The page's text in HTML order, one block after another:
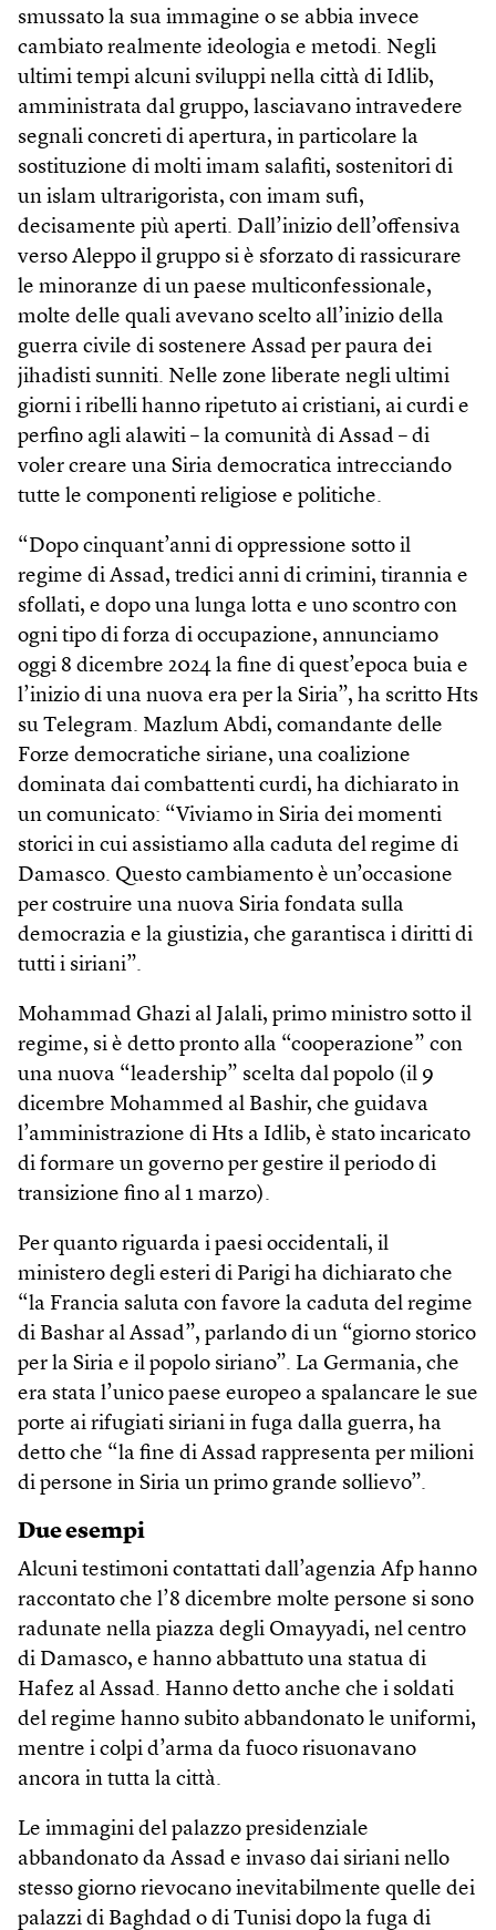
smussato la sua immagine o se abbia invece
cambiato realmente ideologia e metodi. Negli
ultimi tempi alcuni sviluppi nella città di Idlib,
amministrata dal gruppo, lasciavano intravedere
segnali concreti di apertura, in particolare la
sostituzione di molti imam salafiti, sostenitori di
un islam ultrarigorista, con imam sufi,
decisamente più aperti. Dall’inizio dell’offensiva
verso Aleppo il gruppo si è sforzato di rassicurare
le minoranze di un paese multiconfessionale,
molte delle quali avevano scelto all’inizio della
guerra civile di sostenere Assad per paura dei
jihadisti sunniti. Nelle zone liberate negli ultimi
giorni i ribelli hanno ripetuto ai cristiani, ai curdi e
perfino agli alawiti – la comunità di Assad – di
voler creare una Siria democratica intrecciando
tutte le componenti religiose e politiche.
“Dopo cinquant’anni di oppressione sotto il
regime di Assad, tredici anni di crimini, tirannia e
sfollati, e dopo una lunga lotta e uno scontro con
ogni tipo di forza di occupazione, annunciamo
oggi 8 dicembre 2024 la fine di quest’epoca buia e
l’inizio di una nuova era per la Siria”, ha scritto Hts
su Telegram. Mazlum Abdi, comandante delle
Forze democratiche siriane, una coalizione
dominata dai combattenti curdi, ha dichiarato in
un comunicato: “Viviamo in Siria dei momenti
storici in cui assistiamo alla caduta del regime di
Damasco. Questo cambiamento è un’occasione
per costruire una nuova Siria fondata sulla
democrazia e la giustizia, che garantisca i diritti di
tutti i siriani”.
Mohammad Ghazi al Jalali, primo ministro sotto il
regime, si è detto pronto alla “cooperazione” con
una nuova “leadership” scelta dal popolo (il 9
dicembre Mohammed al Bashir, che guidava
l’amministrazione di Hts a Idlib, è stato incaricato
di formare un governo per gestire il periodo di
transizione fino al 1 marzo).
Per quanto riguarda i paesi occidentali, il
ministero degli esteri di Parigi ha dichiarato che
“la Francia saluta con favore la caduta del regime
di Bashar al Assad”, parlando di un “giorno storico
per la Siria e il popolo siriano”. La Germania, che
era stata l’unico paese europeo a spalancare le sue
porte ai rifugiati siriani in fuga dalla guerra, ha
detto che “la fine di Assad rappresenta per milioni
di persone in Siria un primo grande sollievo”.
Due esempi
Alcuni testimoni contattati dall’agenzia Afp hanno
raccontato che l’8 dicembre molte persone si sono
radunate nella piazza degli Omayyadi, nel centro
di Damasco, e hanno abbattuto una statua di
Hafez al Assad. Hanno detto anche che i soldati
del regime hanno subito abbandonato le uniformi,
mentre i colpi d’arma da fuoco risuonavano
ancora in tutta la città.
Le immagini del palazzo presidenziale
abbandonato da Assad e invaso dai siriani nello
stesso giorno rievocano inevitabilmente quelle dei
palazzi di Baghdad o di Tunisi dopo la fuga di